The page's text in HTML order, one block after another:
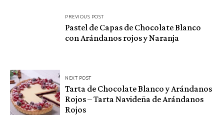
PREVIOUS POST
Pastel de Capas de Chocolate Blanco
con Arándanos rojos y Naranja
NEXT POST
Tarta de Chocolate Blanco y Arándanos
Rojos – Tarta Navideña de Arándanos
Rojos